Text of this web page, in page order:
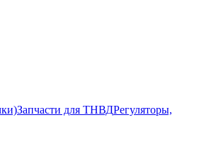
Запчасти для ТНВДРегуляторы,